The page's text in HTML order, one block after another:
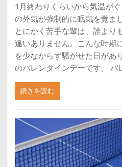
1月終わりくらいから気温が
の外気が強制的に眠気を覚ま
とにかく苦手な輩は、誰より
違いありません。こんな時期
を少なからず騒がせた日があ
のバレンタインデーです。 バ
続きを読む